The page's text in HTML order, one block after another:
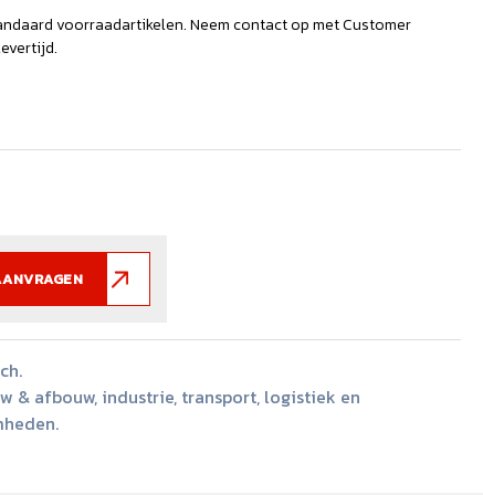
voorraadartikelen. Neem contact op met Customer
& afbouw, industrie, transport, logistiek en